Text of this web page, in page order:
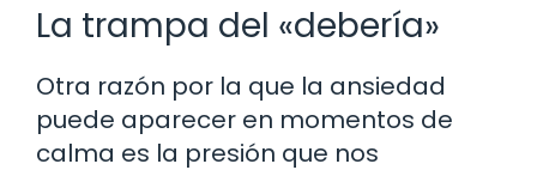
La trampa del «debería»
Otra razón por la que la ansiedad
puede aparecer en momentos de
calma es la presión que nos